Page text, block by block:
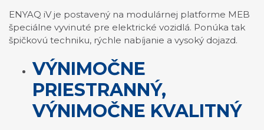
ENYAQ iV je postavený na modulárnej platforme MEB
špeciálne vyvinuté pre elektrické vozidlá. Ponúka tak
špičkovú techniku, rýchle nabíjanie a vysoký dojazd.
VÝNIMOČNE
PRIESTRANNÝ,
VÝNIMOČNE KVALITNÝ